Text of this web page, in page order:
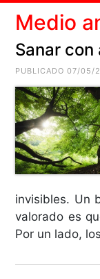
Medio
Sanar con
PUBLICADO 07/05/
invisibles. Un
valorado es
Por un lado,